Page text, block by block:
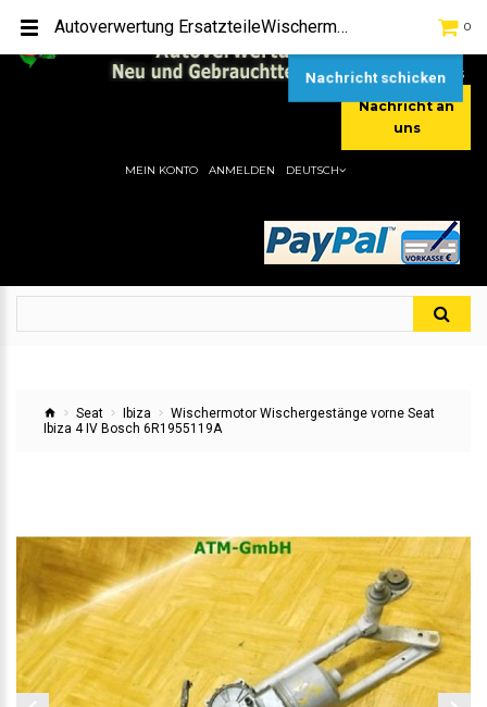
[+49] (0) 2232-5205
[+49] (0) 177 / 4080033
Nachricht an
uns
0
MEIN KONTO ANMELDEN DEUTSCH
Seat Ibiza
Wischermotor Wischergestänge vorne Seat
Ibiza 4 IV Bosch 6R1955119A
Autoverwertung ErsatzteileWischermotor Wischergestänge vorne Seat Ibiza 4 IV Bosch 6R1955119AHier gibt es viele Autoersatzteile, günstigen Preise, gute Qualität
Nachricht schicken